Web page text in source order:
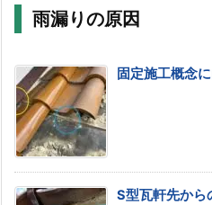
雨漏りの原因
固定施工概念
S型瓦軒先から